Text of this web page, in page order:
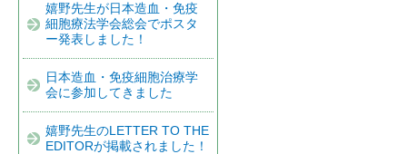
嬉野先生が日本造血・免疫
細胞療法学会総会でポスタ
ー発表しました！
日本造血・免疫細胞治療学
会に参加してきました
嬉野先生のLETTER TO THE
EDITORが掲載されました！